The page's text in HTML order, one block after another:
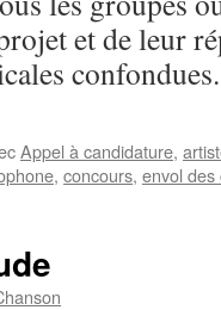
et de leur
Appel à candidature,
, concours, envol des